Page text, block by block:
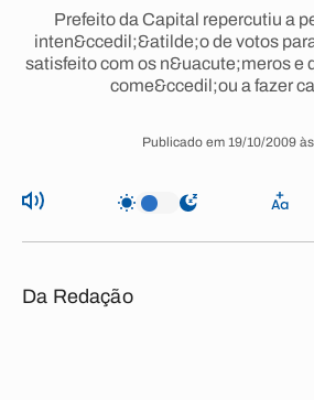
Prefeito da Capital repercutiu a
inten&ccedil;&atilde;o de votos
satisfeito com os n&uacute;meros e
come&ccedil;ou a fazer
Publicado em 19/10/2009
Da Redação